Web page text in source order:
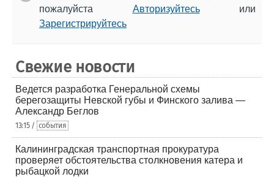
пожалуйста Авторизуйтесьили
Зарегистрируйтесь
Свежие новости
Ведется разработка Генеральной схемы
берегозащиты Невской губы и Финского залива —
Александр Беглов
13:15 / события
Калининградская транспортная прокуратура
проверяет обстоятельства столкновения катера и
рыбацкой лодки